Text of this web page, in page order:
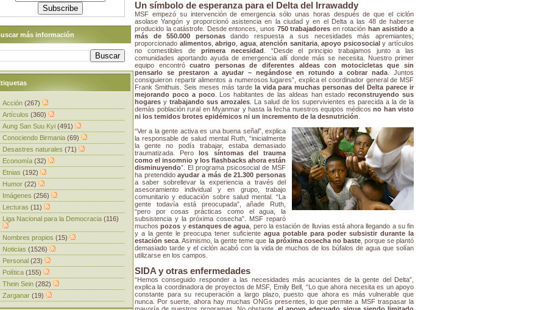
Un símbolo de esperanza para el Delta del Irrawaddy
MSF empezó su intervención de emergencia sólo unas horas después de que el ciclón
asolase Yangón y proporcionó asistencia en la ciudad y en el Delta a las 48 de haberse
producido la catástrofe. Desde entonces, unos 750 trabajadores en rotación han asistido a
más de 550.000 personasdando respuesta a sus necesidades más apremiantes;
proporcionado alimentos,abrigo agua,atención sanitaria,apoyo psicosocialy artículos
no comestibles de primera necesidad . “Desde el principio trabajamos junto a las
comunidades aportando ayuda de emergencia allí donde más se necesita. Nuestro primer
equipo encontrócuatro personas de diferentes aldeas con motocicletas que sin
pensarlo se prestaron a ayudar – negándose en rotundo a cobrar nada . Juntos
consiguieron repartir alimentos a numerosos lugares”, explica el coordinador general de MSF
Frank Smithuis. Seis meses más tarde la vida para muchas personas del Delta parece ir
mejorando poco a poco. Los habitantes de las aldeas han estadoreconstruyendo sus
hogares y trabajando sus arrozales. La salud de los supervivientes es parecida a la de la
demás población rural en Myanmar y hasta la fecha nuestros equipos médicos no han visto
ni los temidos brotes epidémicos ni un incremento de la desnutrición
“Ver a la gente activa es una buena señal”, explica
la responsable de salud mental Ruth, “inicialmente
la gente no podía trabajar, estaba demasiado
traumatizada. Perolos síntomas del trauma
como el insomnio y los flashbacks ahora están
disminuyendo”. El programa psicosocial de MSF
ha pretendidoayudar a más de 21.300 personas
a saber sobrellevar la experiencia a través del
asesoramiento individual y en grupo, trabajo
comunitario y educación sobre salud mental. “La
gente todavía está preocupada”, añade Ruth,
“pero por cosas prácticas como el agua, la
subsistencia y la próxima cosecha”. MSF reparó
muchospozos y estanques de agua , pero la estación de lluvias está ahora llegando a su fin
y a la gente le preocupa tener suficiente agua potable para poder subsistir durante la
estación seca . Asimismo, la gente teme que la próxima cosecha no baste, porque se plantó
demasiado tarde y el ciclón acabó con la vida de muchos de los búfalos de agua que solían
utilizarse en los campos.
SIDA y otras enfermedades
“Hemos conseguido responder a las necesidades más acuciantes de la gente del Delta”,
explica la coordinadora de proyectos de MSF, Emily Bell, “Lo que ahora necesita es un apoyo
constante para su recuperación a largo plazo, puesto que ahora es más vulnerable que
nunca. Por suerte, ahora hay muchas ONGs presentes, lo que permite a MSF traspasar la
más información
Acción (267)
Artículos (360)
Aung San Suu Kyi (491)
Conociendo Birmania (69)
Desastres naturales (71)
Economía (32)
Etnias (192)
Humor (22)
Imágenes (256)
Lecturas (11)
Liga Nacional para la Democracia (116)
Nombres propios (15)
Noticias (1526)
Personal (23)
Política (155)
Thein Sein (282)
Zarganar (19)